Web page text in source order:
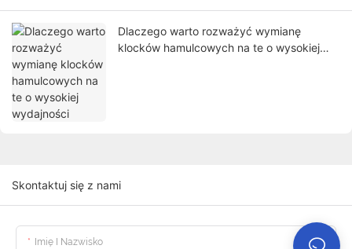
Dlaczego warto rozważyć wymianę
klocków hamulcowych na te o wysokiej
Skontaktuj się z nami
Imię I Nazwisko